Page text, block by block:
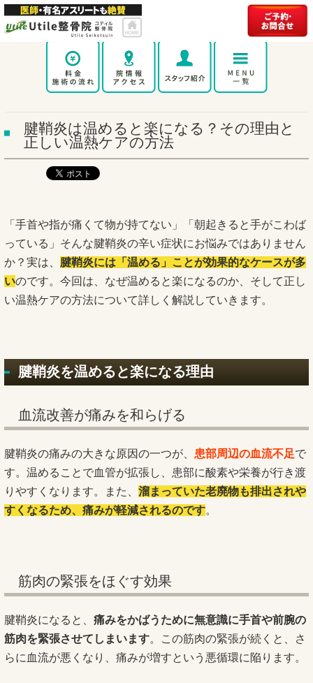
腱鞘炎は温めると楽になる？その理由と
正しい温熱ケアの方法
「手首や指が痛くて物が持てない」「朝起きると手がこわば
っている」そんな腱鞘炎の辛い症状にお悩みではありません
か？実は、 腱鞘炎には「温める」ことが効果的なケースが多
いのです。今回は、なぜ温めると楽になるのか、そして正し
い温熱ケアの方法について詳しく解説していきます。
腱鞘炎を温めると楽になる理由
血流改善が痛みを和らげる
腱鞘炎の痛みの大きな原因の一つが、 患部周辺の血流不足で
す。温めることで血管が拡張し、患部に酸素や栄養が行き渡
りやすくなります。また、 溜まっていた老廃物も排出されや
すくなるため、痛みが軽減されるのです。
筋肉の緊張をほぐす効果
腱鞘炎になると、 痛みをかばうために無意識に手首や前腕の
筋肉を緊張させてしまいます。この筋肉の緊張が続くと、さ
らに血流が悪くなり、痛みが増すという悪循環に陥ります。